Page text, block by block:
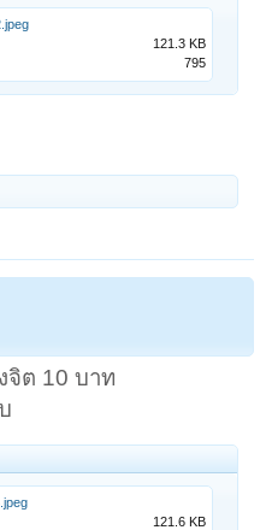
121.3 KB
795
จิต 10 บาท
121.6 KB